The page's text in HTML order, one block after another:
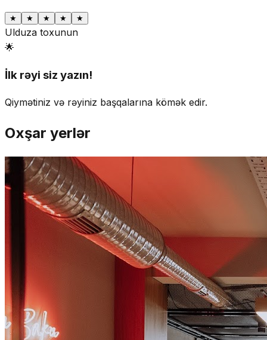
★ ★ ★ ★ ★
Ulduza toxunun
🌟
İlk rəyi siz yazın!
Qiymətiniz və rəyiniz başqalarına kömək edir.
Oxşar yerlər